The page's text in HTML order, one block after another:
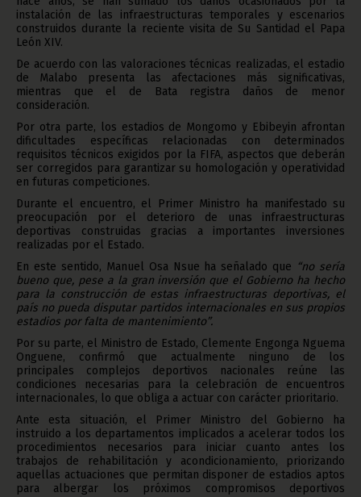
instalación de las infraestructuras temporales y escenarios
construidos durante la reciente visita de Su Santidad el Papa
León XIV.
De acuerdo con las valoraciones técnicas realizadas, el estadio
de Malabo presenta las afectaciones más significativas,
mientras que el de Bata registra daños de menor
consideración.
Por otra parte, los estadios de Mongomo y Ebibeyin afrontan
dificultades específicas relacionadas con determinados
requisitos técnicos exigidos por la FIFA, aspectos que deberán
ser corregidos para garantizar su homologación y operatividad
en futuras competiciones.
Durante el encuentro, el Primer Ministro ha manifestado su
preocupación por el deterioro de unas infraestructuras
deportivas construidas gracias a importantes inversiones
realizadas por el Estado.
En este sentido, Manuel Osa Nsue ha señalado que “no sería
bueno que, pese a la gran inversión que el Gobierno ha hecho
para la construcción de estas infraestructuras deportivas, el
país no pueda disputar partidos internacionales en sus propios
estadios por falta de mantenimiento”.
Por su parte, el Ministro de Estado, Clemente Engonga Nguema
Onguene, confirmó que actualmente ninguno de los
principales complejos deportivos nacionales reúne las
condiciones necesarias para la celebración de encuentros
internacionales, lo que obliga a actuar con carácter prioritario.
Ante esta situación, el Primer Ministro del Gobierno ha
instruido a los departamentos implicados a acelerar todos los
procedimientos necesarios para iniciar cuanto antes los
trabajos de rehabilitación y acondicionamiento, priorizando
aquellas actuaciones que permitan disponer de estadios aptos
para albergar los próximos compromisos deportivos